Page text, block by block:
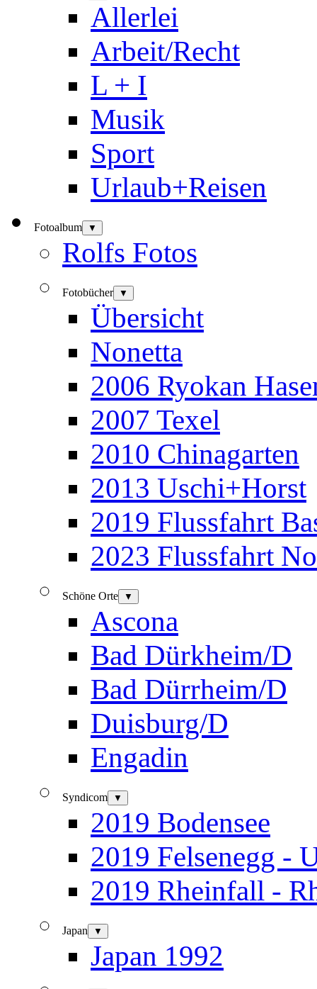
Allerlei
Arbeit/Recht
L + I
Musik
Sport
Urlaub+Reisen
Fotoalbum ▼
Rolfs Fotos
Fotobücher ▼
Übersicht
Nonetta
2006 Ryokan
2007 Texel
2010 Chinagarten
2013 Uschi+Horst
2019 Flussfahrt
2023 Flussfahrt
Schöne Orte ▼
Ascona
Bad Dürkheim/D
Bad Dürrheim/D
Duisburg/D
Engadin
Syndicom ▼
2019 Bodensee
2019 Felsenegg -
2019 Rheinfall -
Japan ▼
Japan 1992